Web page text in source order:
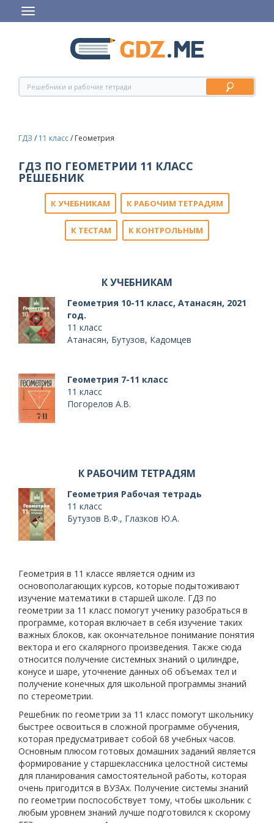
ГДЗ / 11 класс/ Геометрия
ГДЗ ПО ГЕОМЕТРИИ 11 КЛАСС
РЕШЕБНИК
К УЧЕБНИКАМ К РАБОЧИМ ТЕТРАДЯМ
К ТЕСТАМ К КОНТРОЛЬНЫМ
К УЧЕБНИКАМ
Геометрия 10-11 класс, Атанасян, 2021
год.
11 класс
Атанасян, Бутузов, Кадомцев
Геометрия 7-11 класс
11 класс
Погорелов А.В.
К РАБОЧИМ ТЕТРАДЯМ
Геометрия Рабочая тетрадь
11 класс
Бутузов В.Ф., Глазков Ю.А.
Геометрия в 11 классе является одним из
основополагающих курсов, которые подытоживают
изучение математики в старшей школе. ГДЗ по
геометрии за 11 класс помогут ученику разобраться в
программе, которая включает в себя изучение таких
важных блоков, как окончательное понимание понятия
вектора и его скалярного произведения. Также сюда
относится получение системных знаний о цилиндре,
конусе и шаре, уточнение данных об объемах тел и
получение конечных для школьной программы знаний
по стереометрии.
Решебник по геометрии за 11 класс помогут школьнику
быстрее освоиться в сложной программе обучения,
которая предусматривает собой 68 учебных часов.
Основным плюсом готовых домашних заданий является
формирование у старшеклассника целостной системы
для планирования самостоятельной работы, которая
очень пригодится в ВУЗАх. Получение системы знаний
по геометрии поспособствует тому, чтобы школьник с
любым уровнем знаний лучше подготовился к скорому